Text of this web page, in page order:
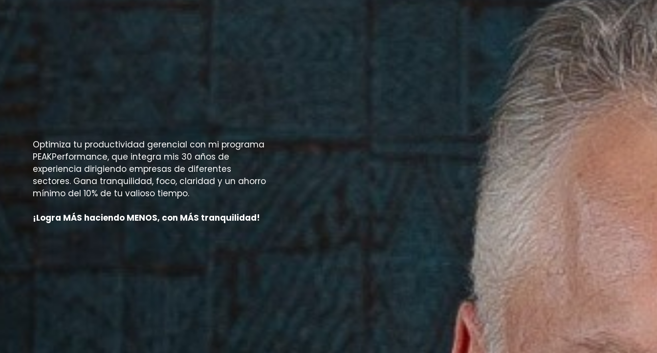
Optimiza tu productividad gerencial con mi programa
PEAKPerformance, que integra mis 30 años de
experiencia dirigiendo empresas de diferentes
sectores. Gana tranquilidad, foco, claridad y un ahorro
mínimo del 10% de tu valioso tiempo.
¡Logra MÁS haciendo MENOS, con MÁS tranquilidad!